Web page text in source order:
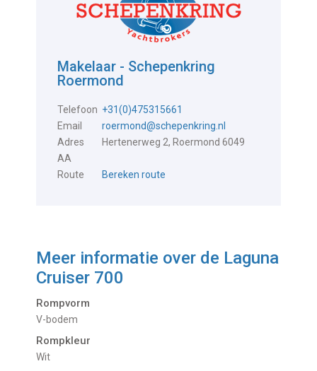
Makelaar - Schepenkring
Roermond
Telefoon +31(0)475315661
Email
roermond@schepenkring.nl
Adres
Hertenerweg 2, Roermond 6049
AA
Route
Bereken route
Meer informatie over de Laguna
Cruiser 700
Rompvorm
V-bodem
Rompkleur
Wit